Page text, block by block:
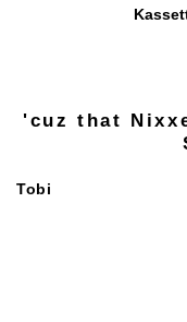
Zur Navigation
'cuz that
Tobi